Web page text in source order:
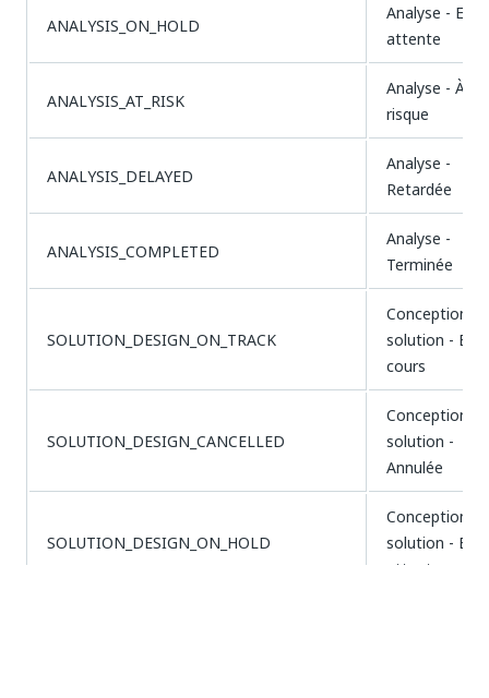
ANALYSIS_ON_HOLD
Analyse - En
attente
ANALYSIS_AT_RISK
Analyse - À
risque
ANALYSIS_DELAYED
Analyse -
Retardée
ANALYSIS_COMPLETED
Analyse -
Terminée
SOLUTION_DESIGN_ON_TRACK
Conception de
solution - En
cours
SOLUTION_DESIGN_CANCELLED
Conception de
solution -
Annulée
SOLUTION_DESIGN_ON_HOLD
Conception de
solution - En
attente